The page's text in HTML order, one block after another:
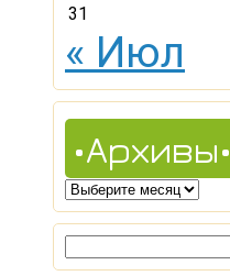
31
« Июл
•Архивы•
•Архивы•